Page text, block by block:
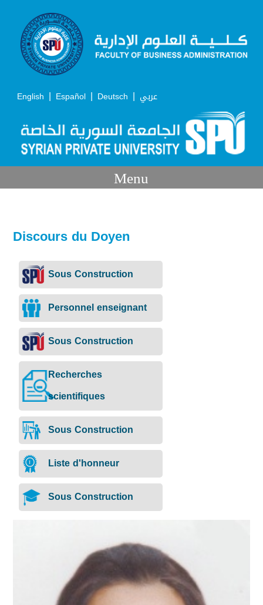
English | Español | Deutsch | عربي
Menu
Discours du Doyen
Sous Construction
Personnel enseignant
Sous Construction
Recherches
scientifiques
Sous Construction
Liste d'honneur
Sous Construction